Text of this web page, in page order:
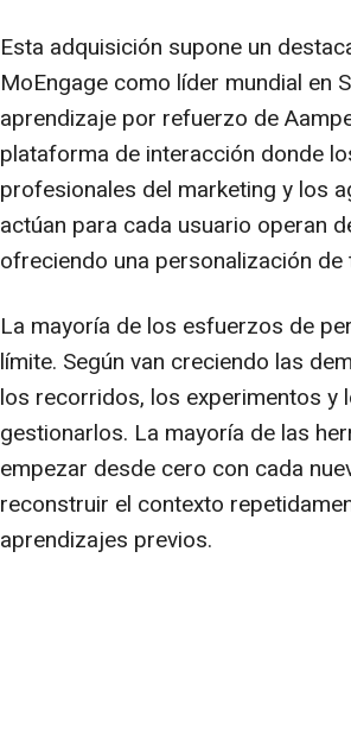
Esta adquisición supone un
MoEngage como líder mundial en
aprendizaje por refuerzo de
plataforma de interacción donde
profesionales del marketing y los
actúan para cada usuario operan
ofreciendo una personalización
La mayoría de los esfuerzos de
límite. Según van creciendo las
los recorridos, los experimentos y
gestionarlos. La mayoría de las
empezar desde cero con cada
reconstruir el contexto
aprendizajes previos.